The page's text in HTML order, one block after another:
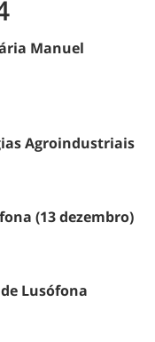
Manuel
Agroindustriais
(13 dezembro)
Lusófona